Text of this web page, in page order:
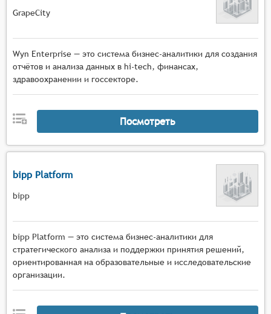
GrapeCity
Wyn Enterprise — это система бизнес-аналитики для создания
отчётов и анализа данных в hi-tech, финансах,
здравоохранении и госсекторе.
Посмотреть
bipp Platform
bipp
bipp Platform — это система бизнес-аналитики для
стратегического анализа и поддержки принятия решений,
ориентированная на образовательные и исследовательские
организации.